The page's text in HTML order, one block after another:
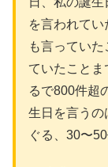
を言われて
も言ってい
ていたこと
るで800件超
生日を言うの
ぐる、30〜